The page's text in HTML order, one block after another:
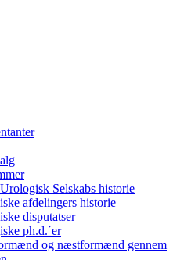
Selskabs historie
afdelingers historie
disputatser
ph.d.´er
og næstformænd gennem